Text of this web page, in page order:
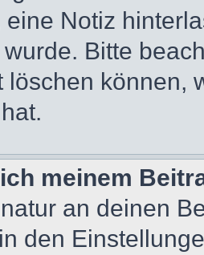
eine Notiz
Bitte
löschen können,
meinem
an deinen
den